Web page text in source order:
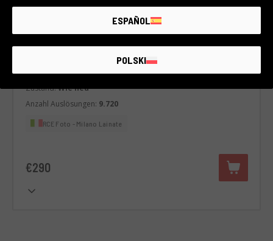
Code 008DREPN0000429825
Pentax K-50
Zustand:Wie neu
Anzahl Auslösungen: 9.720
RCE Foto - Milano Lainate
€290
ESPAÑOL
POLSKI